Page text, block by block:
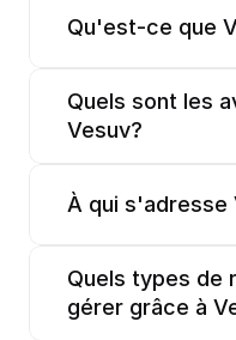
Qu'est-ce que
Quels sont les
Vesuv?
À qui s'adresse
Quels types de
gérer grâce à